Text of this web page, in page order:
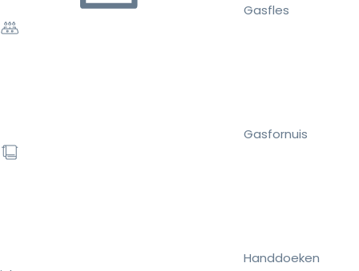
Gasfles
Gasfornuis
Handdoeken